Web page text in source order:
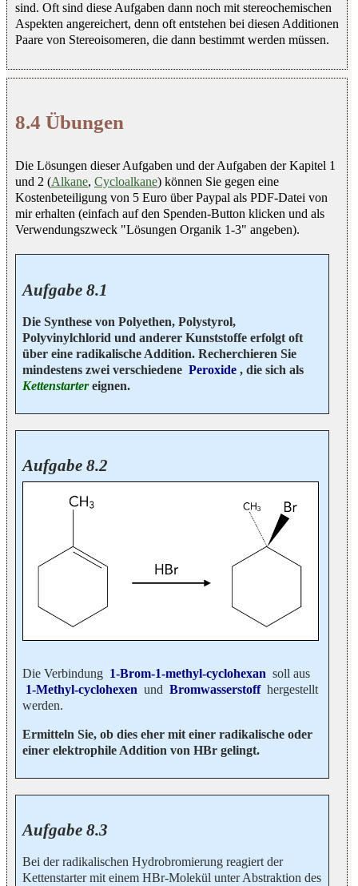
sind. Oft sind diese Aufgaben dann noch mit stereochemischen
Aspekten angereichert, denn oft entstehen bei diesen Additionen
Paare von Stereoisomeren, die dann bestimmt werden müssen.
8.4 Übungen
Die Lösungen dieser Aufgaben und der Aufgaben der Kapitel 1
und 2 (Alkane, Cycloalkane) können Sie gegen eine
Kostenbeteiligung von 5 Euro über Paypal als PDF-Datei von
mir erhalten (einfach auf den Spenden-Button klicken und als
Verwendungszweck "Lösungen Organik 1-3" angeben).
Aufgabe 8.1
Die Synthese von Polyethen, Polystyrol,
Polyvinylchlorid und anderer Kunststoffe erfolgt oft
über eine radikalische Addition. Recherchieren Sie
mindestens zwei verschiedene Peroxide , die sich als
Kettenstartereignen.
Aufgabe 8.2
Die Verbindung 1-Brom-1-methyl-cyclohexan soll aus
1-Methyl-cyclohexen und Bromwasserstoff hergestellt
werden.
Ermitteln Sie, ob dies eher mit einer radikalische oder
einer elektrophile Addition von HBr gelingt.
Aufgabe 8.3
Bei der radikalischen Hydrobromierung reagiert der
Kettenstarter mit einem HBr-Molekül unter Abstraktion des